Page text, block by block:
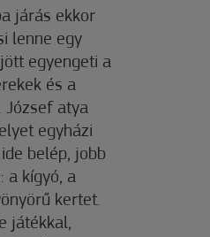
járás ekkor
lenne egy
egyengeti a
és a
József atya
egyházi
belép, jobb
a kígyó, a
kertet.
játékkal,